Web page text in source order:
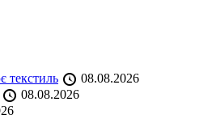
текстиль
08.08.2026
08.08.2026